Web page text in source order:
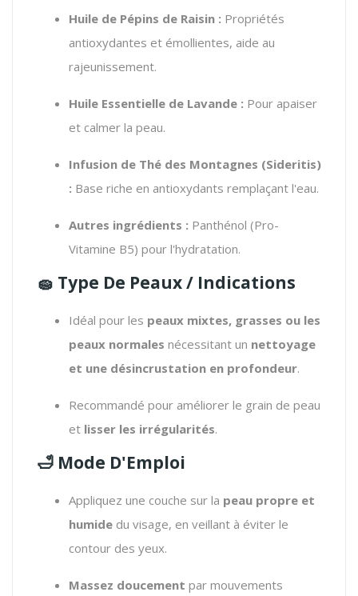
Huile de Pépins de Raisin : Propriétés
antioxydantes et émollientes, aide au
rajeunissement.
Huile Essentielle de Lavande : Pour apaiser
et calmer la peau.
Infusion de Thé des Montagnes (Sideritis)
: Base riche en antioxydants remplaçant l'eau.
Autres ingrédients : Panthénol (Pro-
Vitamine B5) pour l'hydratation.
🧽 Type De Peaux / Indications
Idéal pour les peaux mixtes, grasses ou les
peaux normales nécessitant un nettoyage
et une désincrustation en profondeur.
Recommandé pour améliorer le grain de peau
et lisser les irrégularités.
🛁 Mode D'Emploi
Appliquez une couche sur la peau propre et
humide du visage, en veillant à éviter le
contour des yeux.
Massez doucement par mouvements